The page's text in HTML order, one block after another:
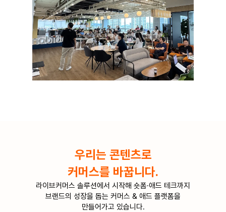
우리는 콘텐츠로
커머스를 바꿉니다.
라이브커머스 솔루션에서 시작해 숏폼·애드 테크까지
브랜드의 성장을 돕는 커머스 & 애드 플랫폼을
만들어가고 있습니다.